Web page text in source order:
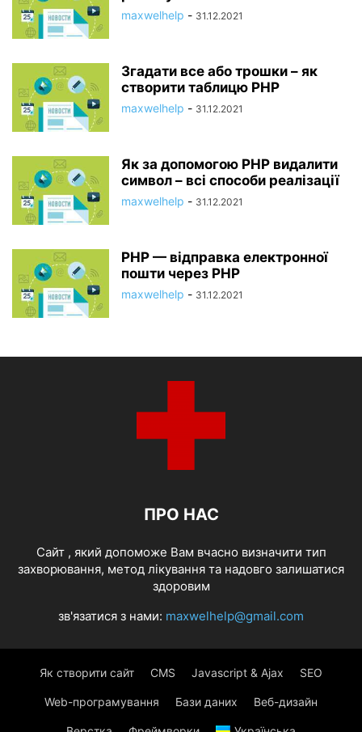
maxwelhelp - 31.12.2021
Згадати все або трошки – як
створити таблицю PHP
maxwelhelp - 31.12.2021
Як за допомогою PHP видалити
символ – всі способи реалізації
maxwelhelp - 31.12.2021
PHP — відправка електронної
пошти через PHP
maxwelhelp - 31.12.2021
ПРО НАС
Cайт , який допоможе Вам вчасно визначити тип
захворювання, метод лікування та надовго залишатися
здоровим
зв'язатися з нами: maxwelhelp@gmail.com
Як створити сайт CMS Javascript & Ajax SEO
Web-програмування Бази даних Веб-дизайн